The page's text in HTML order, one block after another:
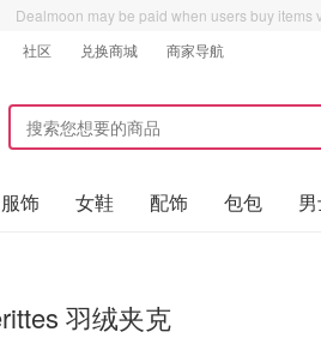
Dealmoon may be paid when users buy items
社区 兑换商城 商家导航
服饰 女鞋 配饰 包包
羽绒夹克